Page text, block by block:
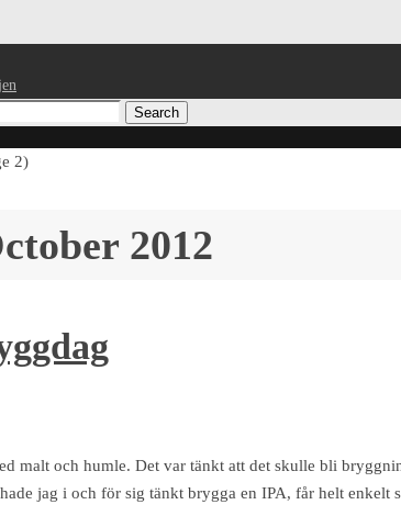
Search
2)
2012
malt och humle. Det var tänkt att det skulle bli
jag i och för sig tänkt brygga en IPA, får helt